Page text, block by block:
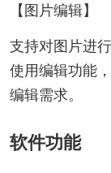
【图片编辑】
支持对图片进
使用编辑功能
编辑需求。
软件功能